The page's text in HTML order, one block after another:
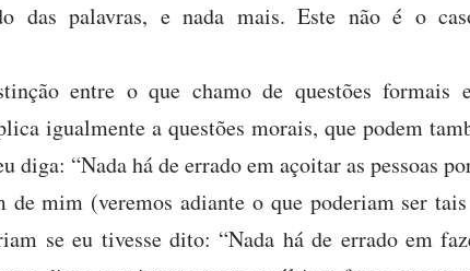
das palavras, e nada mais. Este não é o
entre o que chamo de questões formais
igualmente a questões morais, que podem
diga: “Nada há de errado em açoitar as pessoas
de mim (veremos adiante o que poderiam ser
se eu tivesse dito: “Nada há de errado em